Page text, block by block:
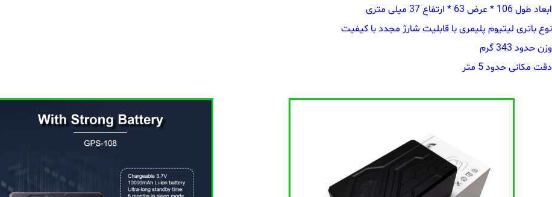
ابعاد طول 106 * عرض 63 * ارتفاع 37 میلی متری
نوع باتری لیتیوم پلیمری با قابلیت شارژ مجدد با کیفیت
وزن حدود 343 گرم
دقت مکانی حدود 5 متر